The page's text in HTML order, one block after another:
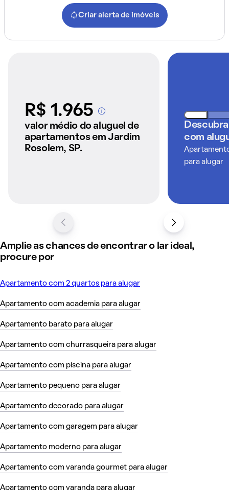
Criar alerta de imóveis
R$ 1.965A partir dos imóveis
anunciados pelo
QuintoAndar
valor médio do aluguel de
apartamentos em Jardim
Rosolem, SP.
com
para alugar
Amplie as chances de encontrar o lar ideal,
procure por
Apartamento com 2 quartos para alugar
Apartamento com academia para alugar
Apartamento barato para alugar
Apartamento com churrasqueira para alugar
Apartamento com piscina para alugar
Apartamento pequeno para alugar
Apartamento decorado para alugar
Apartamento com garagem para alugar
Apartamento moderno para alugar
Apartamento com varanda gourmet para alugar
Apartamento com varanda para alugar